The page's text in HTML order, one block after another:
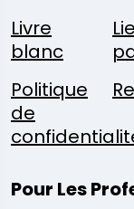
Livre
blanc
Politique
de
Pour Les